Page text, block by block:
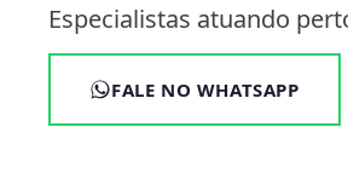
Especialistas atuando
FALE NO WHATSAPP